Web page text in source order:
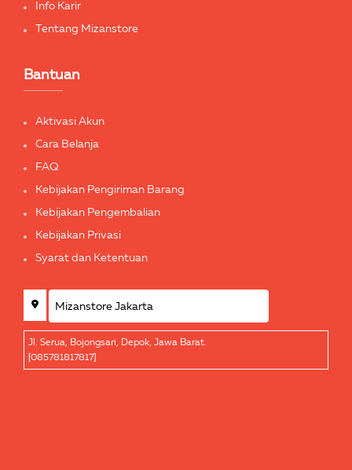
Info Karir
Tentang Mizanstore
Bantuan
Aktivasi Akun
Cara Belanja
FAQ
Kebijakan Pengiriman Barang
Kebijakan Pengembalian
Kebijakan Privasi
Syarat dan Ketentuan
Jl. Serua, Bojongsari, Depok, Jawa Barat.
[085781817817]